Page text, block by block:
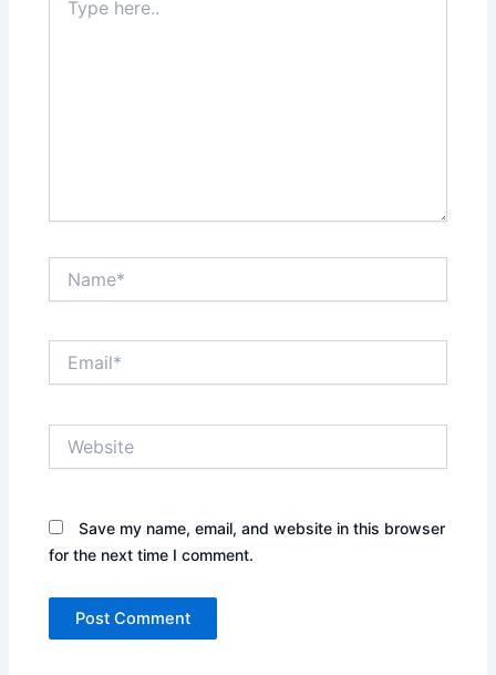
here..
Save my name, email, and website in this browser
for the next time I comment.